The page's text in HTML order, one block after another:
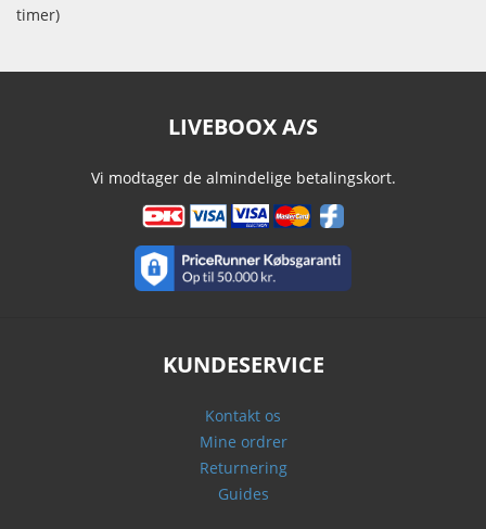
timer)
LIVEBOOX A/S
Vi modtager de almindelige betalingskort.
KUNDESERVICE
Kontakt os
Mine ordrer
Returnering
Guides